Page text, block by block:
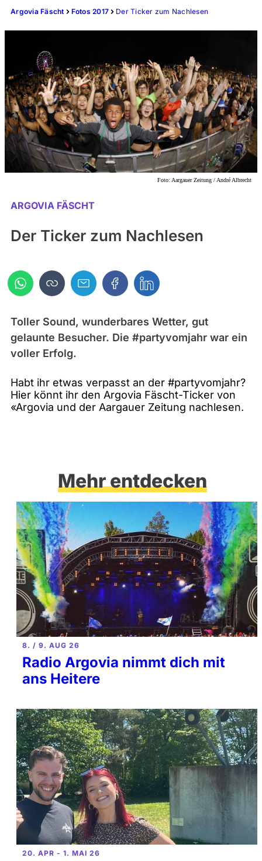
Argovia Fäscht Fotos 2017 Der Ticker zum Nachlesen
Foto: Aargauer Zeitung / André Albrecht
ARGOVIA FÄSCHT
Der Ticker zum Nachlesen
Toller Sound, wunderbares Wetter, gut
gelaunte Besucher. Die #partyvomjahr war ein
voller Erfolg.
Habt ihr etwas verpasst an der #partyvomjahr?
Hier könnt ihr den Argovia Fäscht-Ticker von
«Argovia und der Aargauer Zeitung nachlesen.
Mehr entdecken
8. / 9. AUG 26
Radio Argovia nimmt dich mit
ans Heitere
20. APR - 1. MAI 26